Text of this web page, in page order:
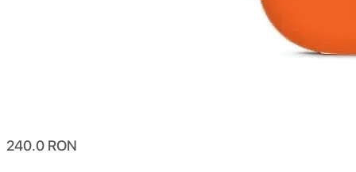
240.0 RON